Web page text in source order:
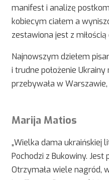
manifest i analizę
kobiecym ciałem a
zestawiona jest z
Najnowszym dziełem
i trudne położenie
przebywała w
Marija Matios
„Wielka dama ukraińskiej
Pochodzi z Bukowiny.
Otrzymała wiele nagród,